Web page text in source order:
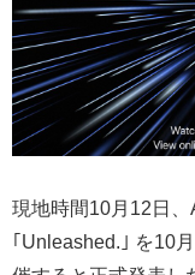
現地時間10月12日
｢Unleashed.｣ を10